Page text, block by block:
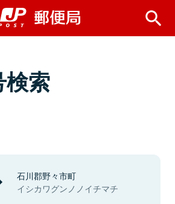
索
石川郡野々市町
イシカワグンノノイチマチ